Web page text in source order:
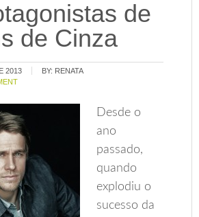
de
de Cinza
2013 BY: RENATA
Desde o
ano
passado,
quando
explodiu o
sucesso da